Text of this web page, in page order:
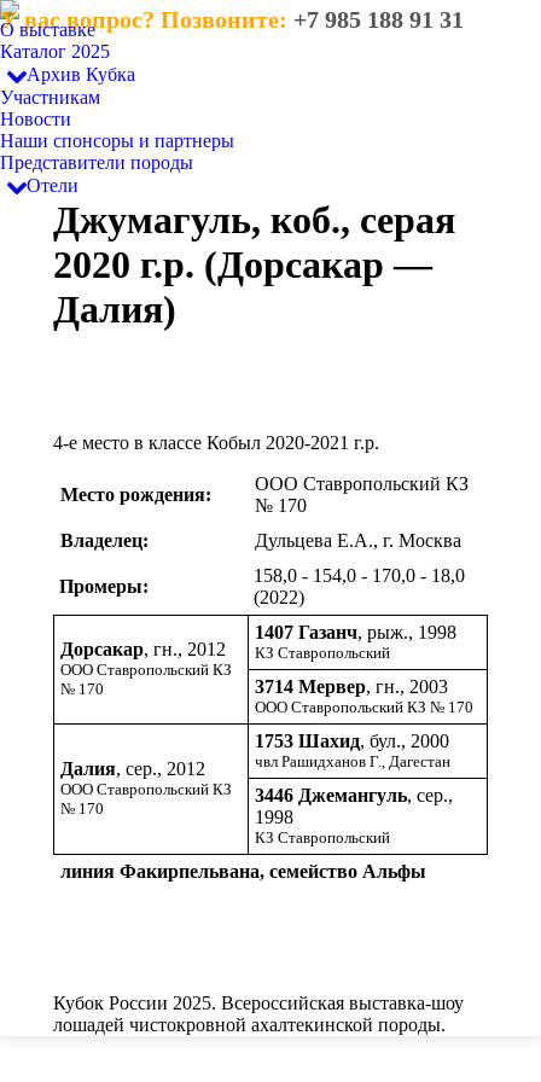
У вас вопрос? Позвоните: +7 985 188 91 31
О выставке
Каталог 2025
Архив Кубка
Участникам
Новости
Наши спонсоры и партнеры
Представители породы
Отели
Джумагуль, коб., серая
2020 г.р. (Дорсакар —
Далия)
4-е место в классе Кобыл 2020-2021 г.р.
Место рождения:
ООО Ставропольский КЗ
№ 170
Владелец:
Дульцева Е.А., г. Москва
Промеры:
158,0 - 154,0 - 170,0 - 18,0
(2022)
Дорсакар, гн., 2012
ООО Ставропольский КЗ
№ 170
1407 Газанч, рыж., 1998
КЗ Ставропольский
3714 Мервер, гн., 2003
ООО Ставропольский КЗ № 170
Далия, сер., 2012
ООО Ставропольский КЗ
№ 170
1753 Шахид, бул., 2000
чвл Рашидханов Г., Дагестан
3446 Джемангуль, сер.,
1998
КЗ Ставропольский
линия Факирпельвана, семейство Альфы
Кубок России 2025. Всероссийская выставка-шоу
лошадей чистокровной ахалтекинской породы.